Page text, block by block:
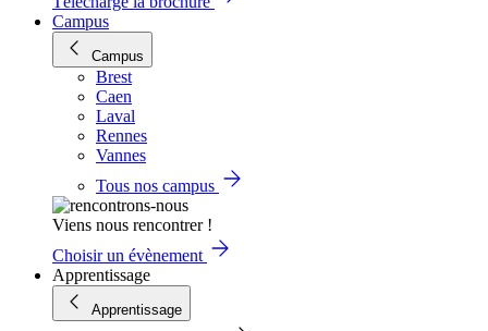
Campus
Campus
Brest
Caen
Laval
Rennes
Vannes
Tous nos campus
Viens nous rencontrer !
Choisir un évènement
Apprentissage
Apprentissage